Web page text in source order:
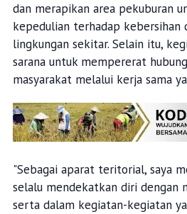
dan merapikan area pekuburan
kepedulian terhadap kebersihan
lingkungan sekitar. Selain itu,
sarana untuk mempererat
masyarakat melalui kerja sama
"Sebagai aparat teritorial, saya
selalu mendekatkan diri dengan
serta dalam kegiatan-kegiatan